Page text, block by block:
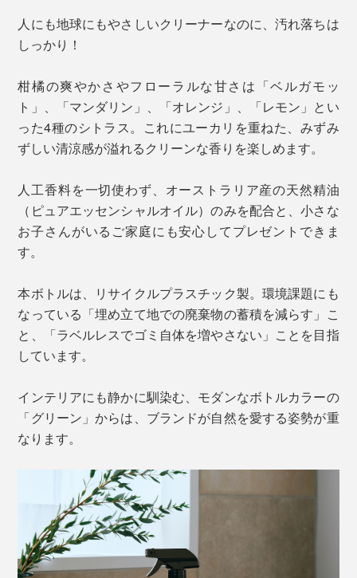
人にも地球にもやさしいクリーナーなのに、汚れ落ちは
しっかり！
柑橘の爽やかさやフローラルな甘さは「ベルガモッ
ト」、「マンダリン」、「オレンジ」、「レモン」とい
った4種のシトラス。これにユーカリを重ねた、みずみ
ずしい清涼感が溢れるクリーンな香りを楽しめます。
人工香料を一切使わず、オーストラリア産の天然精油
（ピュアエッセンシャルオイル）のみを配合と、小さな
お子さんがいるご家庭にも安心してプレゼントできま
す。
本ボトルは、リサイクルプラスチック製。環境課題にも
なっている「埋め立て地での廃棄物の蓄積を減らす」こ
と、「ラベルレスでゴミ自体を増やさない」ことを目指
しています。
インテリアにも静かに馴染む、モダンなボトルカラーの
「グリーン」からは、ブランドが自然を愛する姿勢が重
なります。